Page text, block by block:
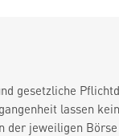
gesetzliche
lassen
jeweiligen